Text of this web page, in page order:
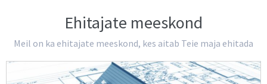
Ehitajate meeskond
Meil on ka ehitajate meeskond, kes aitab Teie maja ehitada